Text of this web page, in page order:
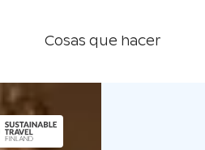
Cosas que hacer